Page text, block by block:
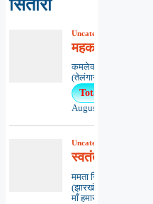
सितारा
Uncategorized
महकाओ मन-मंदिर
कमलेकर नागेश्वर राव
Total Views : 59
August 5, 2026
Uncategorized
स्वतंत्रता पुकारती
ममता सिंहधनबाद
माँ हमारी भारत...